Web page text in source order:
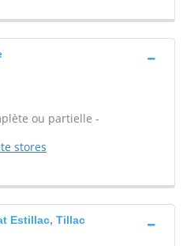
ou partielle -
stores
Estillac, Tillac